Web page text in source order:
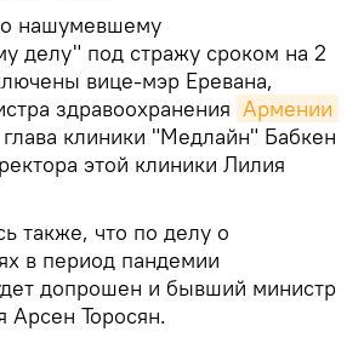
нашумевшему
делу" под стражу сроком на 2
вице-мэр Еревана,
здравоохранения Армении
клиники "Медлайн" Бабкен
этой клиники Лилия
также, что по делу о
в период пандемии
допрошен и бывший министр
Арсен Торосян.